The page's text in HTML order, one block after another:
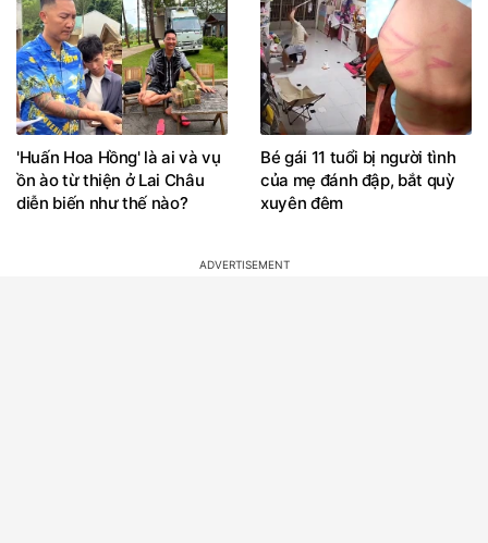
'Huấn Hoa Hồng' là ai và vụ
ồn ào từ thiện ở Lai Châu
diễn biến như thế nào?
Bé gái 11 tuổi bị người tình
của mẹ đánh đập, bắt quỳ
xuyên đêm